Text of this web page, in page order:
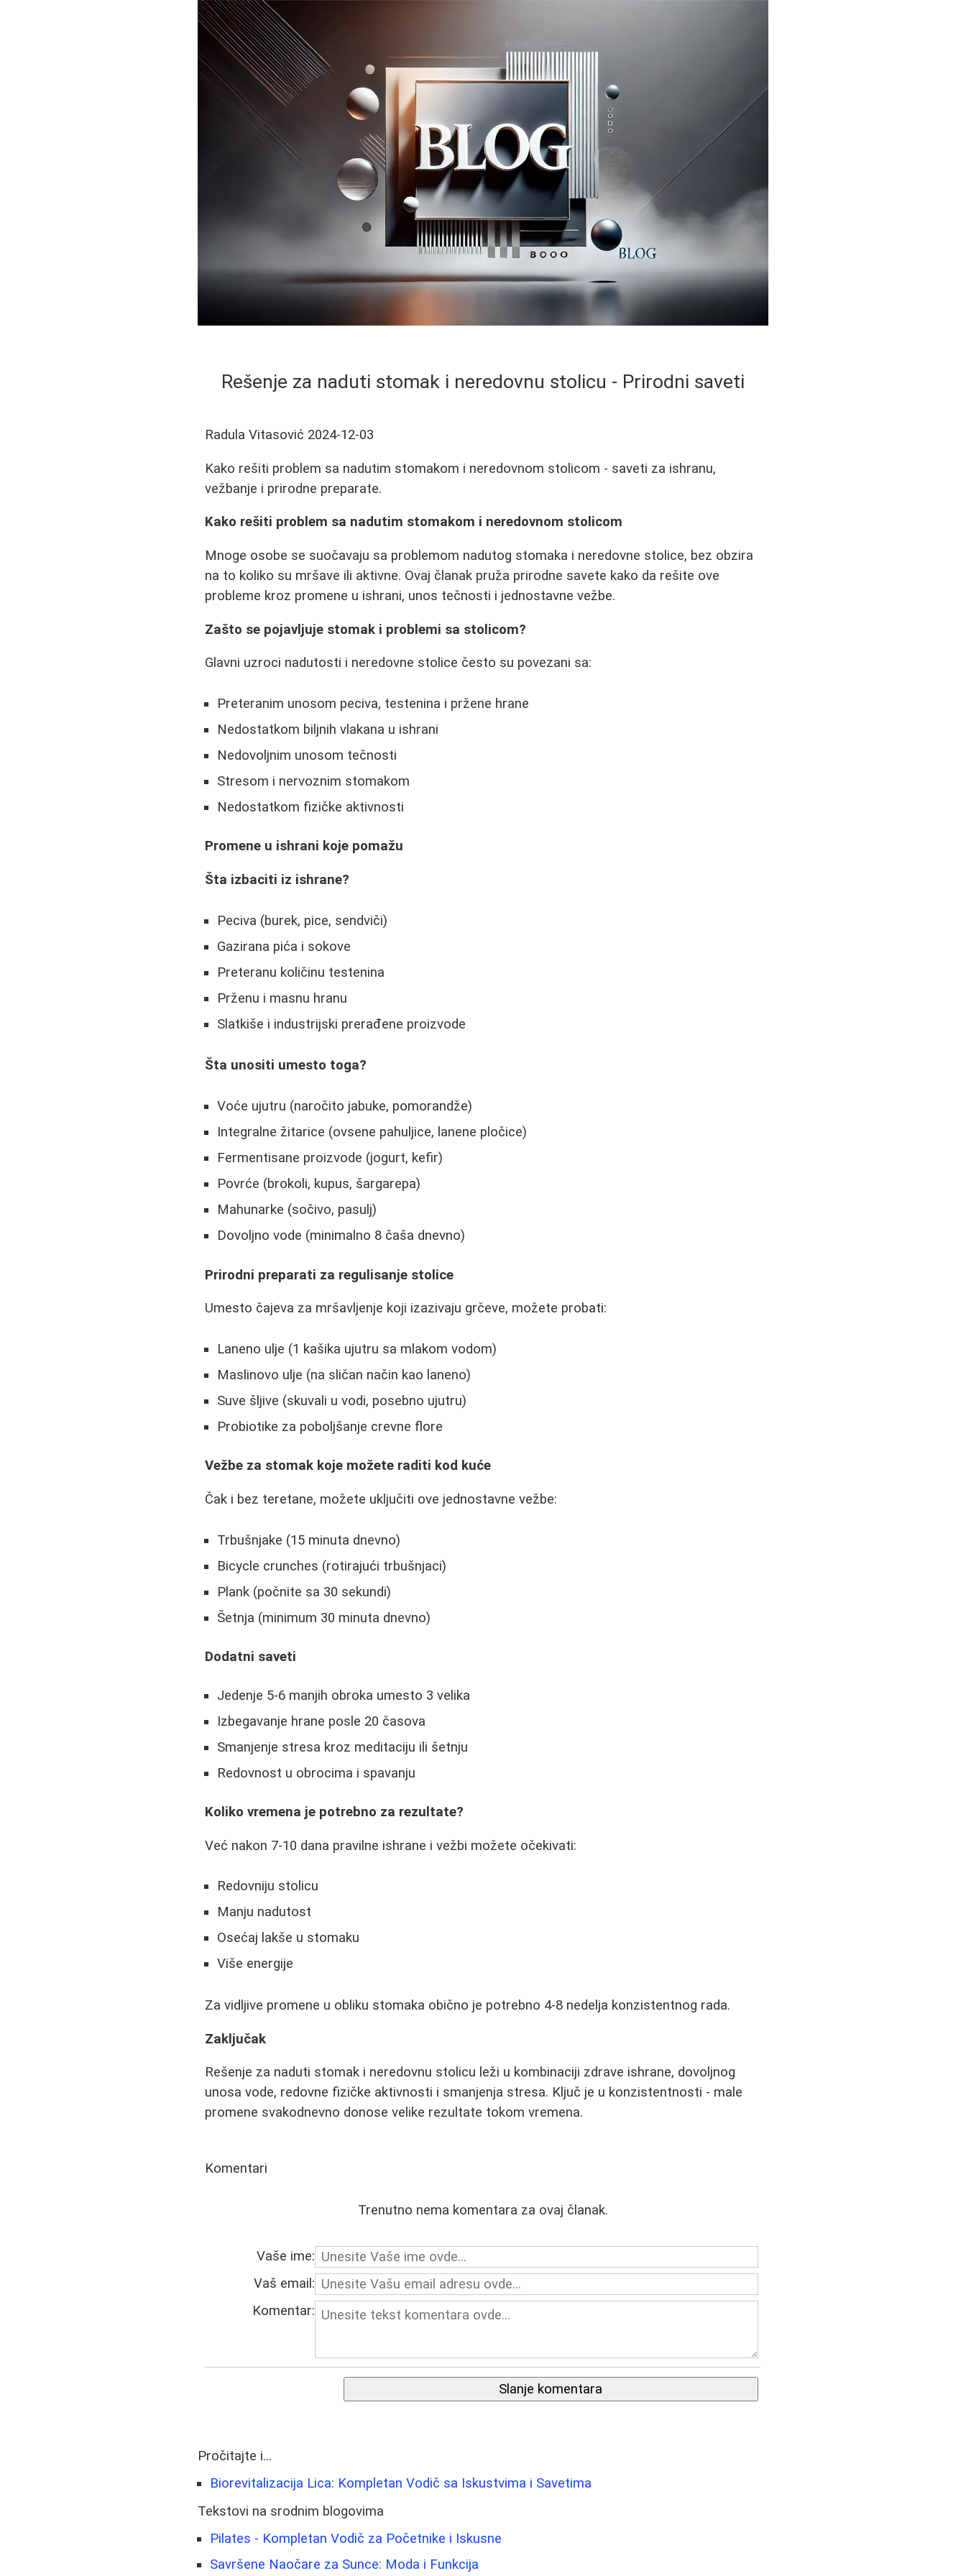
Rešenje za naduti stomak i neredovnu stolicu - Prirodni saveti
Radula Vitasović 2024-12-03
Kako rešiti problem sa nadutim stomakom i neredovnom stolicom - saveti za ishranu,
vežbanje i prirodne preparate.
Kako rešiti problem sa nadutim stomakom i neredovnom stolicom
Mnoge osobe se suočavaju sa problemom nadutog stomaka i neredovne stolice, bez obzira
na to koliko su mršave ili aktivne. Ovaj članak pruža prirodne savete kako da rešite ove
probleme kroz promene u ishrani, unos tečnosti i jednostavne vežbe.
Zašto se pojavljuje stomak i problemi sa stolicom?
Glavni uzroci nadutosti i neredovne stolice često su povezani sa:
Preteranim unosom peciva, testenina i pržene hrane
Nedostatkom biljnih vlakana u ishrani
Nedovoljnim unosom tečnosti
Stresom i nervoznim stomakom
Nedostatkom fizičke aktivnosti
Promene u ishrani koje pomažu
Šta izbaciti iz ishrane?
Peciva (burek, pice, sendviči)
Gazirana pića i sokove
Preteranu količinu testenina
Prženu i masnu hranu
Slatkiše i industrijski prerađene proizvode
Šta unositi umesto toga?
Voće ujutru (naročito jabuke, pomorandže)
Integralne žitarice (ovsene pahuljice, lanene pločice)
Fermentisane proizvode (jogurt, kefir)
Povrće (brokoli, kupus, šargarepa)
Mahunarke (sočivo, pasulj)
Dovoljno vode (minimalno 8 čaša dnevno)
Prirodni preparati za regulisanje stolice
Umesto čajeva za mršavljenje koji izazivaju grčeve, možete probati:
Laneno ulje (1 kašika ujutru sa mlakom vodom)
Maslinovo ulje (na sličan način kao laneno)
Suve šljive (skuvali u vodi, posebno ujutru)
Probiotike za poboljšanje crevne flore
Vežbe za stomak koje možete raditi kod kuće
Čak i bez teretane, možete uključiti ove jednostavne vežbe:
Trbušnjake (15 minuta dnevno)
Bicycle crunches (rotirajući trbušnjaci)
Plank (počnite sa 30 sekundi)
Šetnja (minimum 30 minuta dnevno)
Dodatni saveti
Jedenje 5-6 manjih obroka umesto 3 velika
Izbegavanje hrane posle 20 časova
Smanjenje stresa kroz meditaciju ili šetnju
Redovnost u obrocima i spavanju
Koliko vremena je potrebno za rezultate?
Već nakon 7-10 dana pravilne ishrane i vežbi možete očekivati:
Redovniju stolicu
Manju nadutost
Osećaj lakše u stomaku
Više energije
Za vidljive promene u obliku stomaka obično je potrebno 4-8 nedelja konzistentnog rada.
Zaključak
Rešenje za naduti stomak i neredovnu stolicu leži u kombinaciji zdrave ishrane, dovoljnog
unosa vode, redovne fizičke aktivnosti i smanjenja stresa. Ključ je u konzistentnosti - male
promene svakodnevno donose velike rezultate tokom vremena.
Komentari
Trenutno nema komentara za ovaj članak.
Vaše ime:
Vaš email:
Komentar:
Slanje komentara
Pročitajte i...
Biorevitalizacija Lica: Kompletan Vodič sa Iskustvima i Savetima
Tekstovi na srodnim blogovima
Pilates - Kompletan Vodič za Početnike i Iskusne
Savršene Naočare za Sunce: Moda i Funkcija